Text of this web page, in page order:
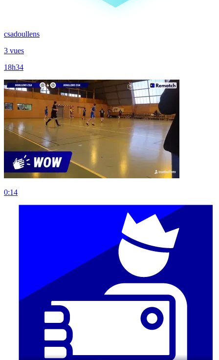
csadoullens
3 vues
18h34
0:14